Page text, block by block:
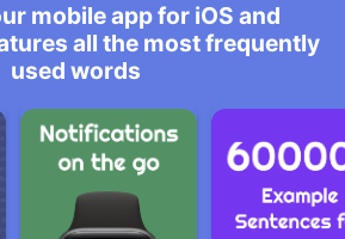
mobile app for iOS and
all the most frequently
used words